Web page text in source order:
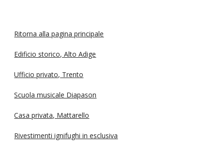
Ritorna alla pagina principale
Edificio storico, Alto Adige
Ufficio privato, Trento
Scuola musicale Diapason
Casa privata, Mattarello
Rivestimenti ignifughi in esclusiva